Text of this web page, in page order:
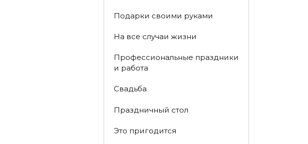
Подарки своими руками
На все случаи жизни
Профессиональные праздники
и работа
Свадьба
Праздничный стол
Это пригодится